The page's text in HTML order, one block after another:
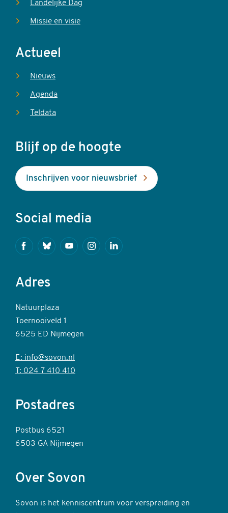
Landelijke Dag
Missie en visie
Actueel
Nieuws
Agenda
Teldata
Blijf op de hoogte
Inschrijven voor nieuwsbrief
Social media
FacebookBlueskyYoutubeInstagramLinkedin
Adres
Natuurplaza
Toernooiveld 1
6525 ED Nijmegen
E: info@sovon.nl
T: 024 7 410 410
Postadres
Postbus 6521
6503 GA Nijmegen
Over Sovon
Sovon is het kenniscentrum voor verspreiding en